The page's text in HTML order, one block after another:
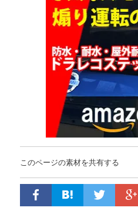
このページの素材を共有する